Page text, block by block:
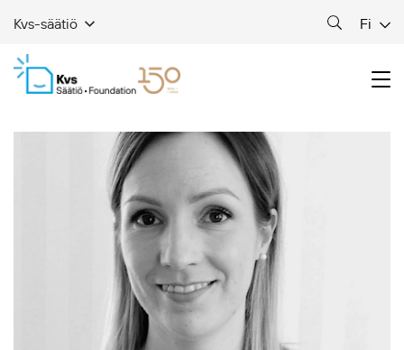
Kvs-säätiö Fi